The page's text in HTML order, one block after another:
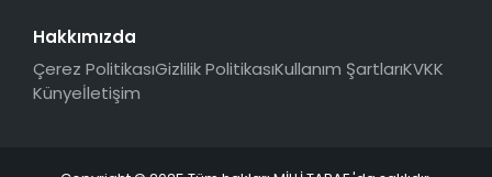
Hakkımızda
Çerez PolitikasıGizlilik PolitikasıKullanım ŞartlarıKVKK
Künyeİletişim